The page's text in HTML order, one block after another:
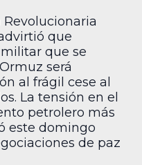
que
que se
será
al frágil cese al
La tensión en el
petrolero más
este domingo
de paz